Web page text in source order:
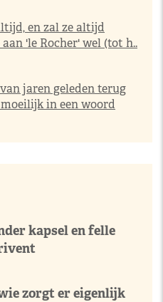
en zal ze altijd
'le Rocher' wel (tot h..
jaren geleden terug
in een woord
kapsel en felle
zorgt er eigenlijk